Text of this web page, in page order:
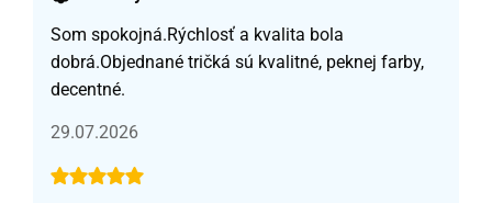
Som spokojná.Rýchlosť a kvalita bola
dobrá.Objednané tričká sú kvalitné, peknej farby,
decentné.
29.07.2026